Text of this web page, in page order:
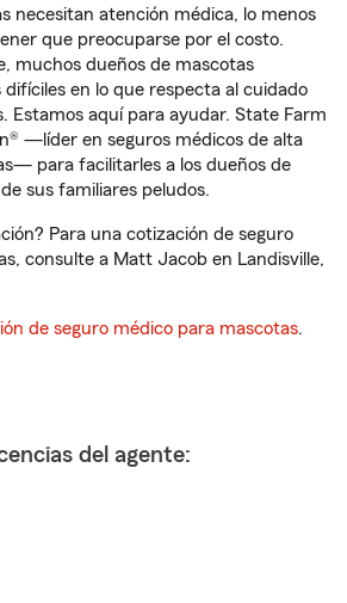
necesitan atención médica, lo menos
que preocuparse por el costo.
muchos dueños de mascotas
en lo que respecta al cuidado
Estamos aquí para ayudar. State Farm
—líder en seguros médicos de alta
para facilitarles a los dueños de
sus familiares peludos.
Para una cotización de seguro
consulte a Matt Jacob en Landisville,
de seguro médico para mascotas.
del agente: